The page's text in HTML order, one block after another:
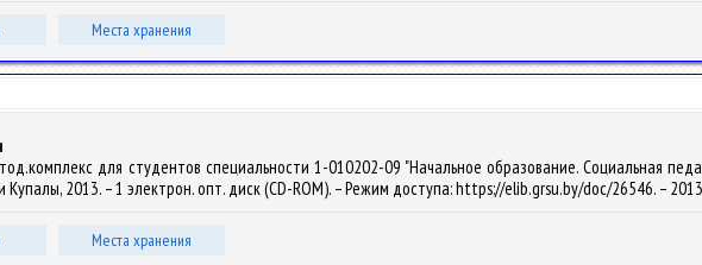
Места хранения
для студентов специальности 1-010202-09 "Начальное образование. Социальная
Купалы, 2013. – 1 электрон. опт. диск (CD-ROM). – Режим доступа: https://elib.grsu.by/doc/26546. –
Места хранения